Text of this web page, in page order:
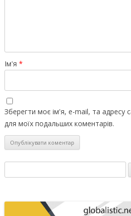
Ім'я *
Зберегти моє ім'я, e-mail, та адресу
для моїх подальших коментарів.